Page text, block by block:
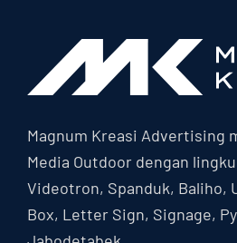
Magnum Kreasi Advertising
Media Outdoor dengan
Videotron, Spanduk, Baliho,
Box, Letter Sign, Signage,